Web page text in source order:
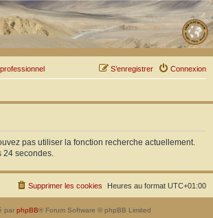
Connexion
S’enregistrer
pas utiliser la fonction recherche actuellement.
24 secondes.
Heures au format UTC+01:00
Supprimer les cookies
par phpBB® Forum Software © phpBB Limited